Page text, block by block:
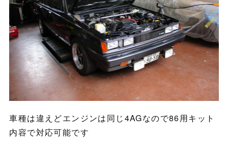
車種は違えどエンジンは同じ4AGなので86用キット
内容で対応可能です